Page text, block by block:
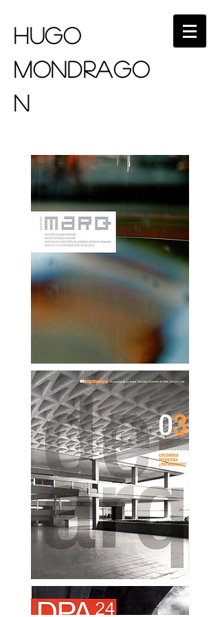
HUGO
MONDRAGO
N